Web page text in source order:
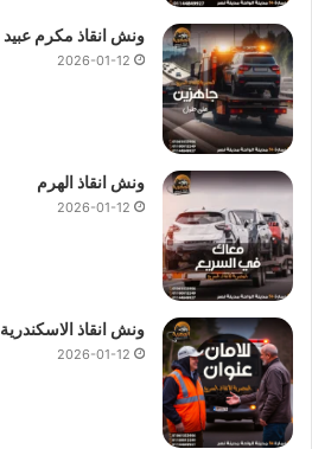
ونش انقاذ مكرم عبيد
2026-01-12
ونش انقاذ الهرم
2026-01-12
ونش انقاذ الاسكندرية
2026-01-12